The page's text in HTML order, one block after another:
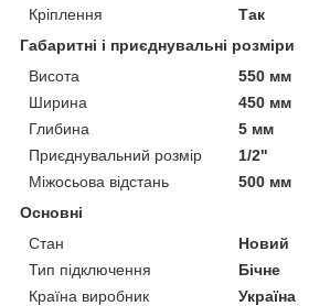
Кріплення
Так
Габаритні і приєднувальні розміри
Висота
550 мм
Ширина
450 мм
Глибина
5 мм
Приєднувальний розмір
1/2"
Міжосьова відстань
500 мм
Основні
Стан
Новий
Тип підключення
Бічне
Країна виробник
Україна